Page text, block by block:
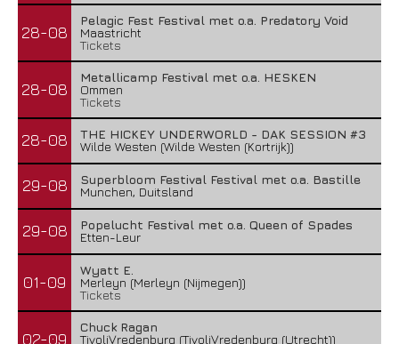
28-08
Pelagic Fest Festival met o.a. Predatory Void
Maastricht
Tickets
28-08
Metallicamp Festival met o.a. HESKEN
Ommen
Tickets
28-08
THE HICKEY UNDERWORLD - DAK SESSION #3
Wilde Westen (Wilde Westen (Kortrijk))
29-08
Superbloom Festival Festival met o.a. Bastille
Munchen, Duitsland
29-08
Popelucht Festival met o.a. Queen of Spades
Etten-Leur
01-09
Wyatt E.
Merleyn (Merleyn (Nijmegen))
Tickets
02-09
Chuck Ragan
TivoliVredenburg (TivoliVredenburg (Utrecht))